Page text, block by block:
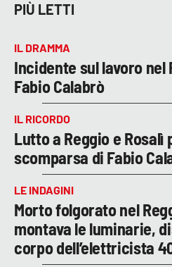
PIÙ LETTI
IL DRAMMA
Incidente sul lavoro nel
Fabio Calabrò
IL RICORDO
Lutto a Reggio e
scomparsa di Fabio
LE INDAGINI
Morto folgorato nel
montava le luminarie,
corpo dell’elettricista